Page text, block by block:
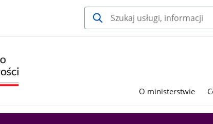
O ministerstwie